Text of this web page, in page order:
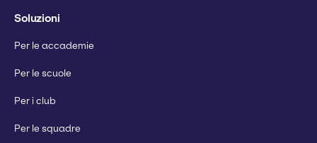
Soluzioni
Per le accademie
Per le scuole
Per i club
Per le squadre